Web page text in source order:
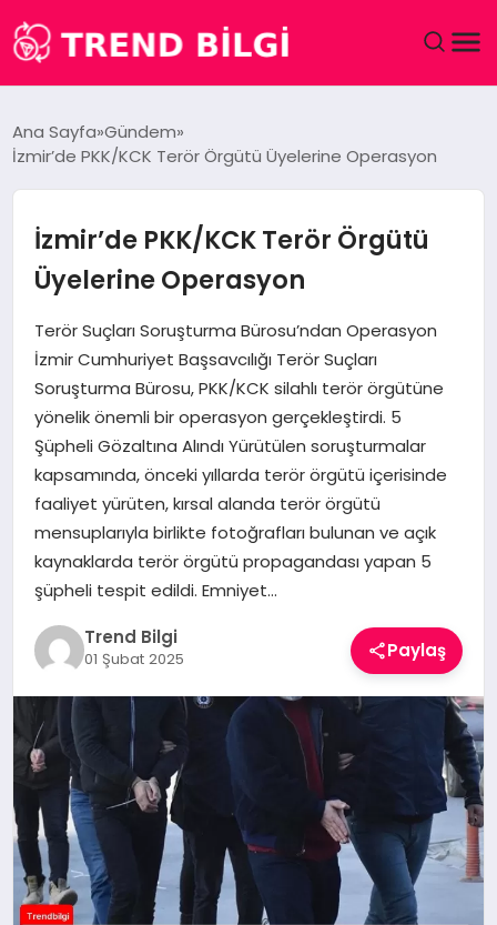
EĞITIM
EKONOMI
MAGAZIN
SAĞLIK
SPOR
TEKNOLOJI
YAŞAM
Ana Sayfa Gündem
İzmir’de PKK/KCK Terör Örgütü Üyelerine Operasyon
İzmir’de PKK/KCK Terör Örgütü
Üyelerine Operasyon
Terör Suçları Soruşturma Bürosu’ndan Operasyon
İzmir Cumhuriyet Başsavcılığı Terör Suçları
Soruşturma Bürosu, PKK/KCK silahlı terör örgütüne
yönelik önemli bir operasyon gerçekleştirdi. 5
Şüpheli Gözaltına Alındı Yürütülen soruşturmalar
kapsamında, önceki yıllarda terör örgütü içerisinde
faaliyet yürüten, kırsal alanda terör örgütü
mensuplarıyla birlikte fotoğrafları bulunan ve açık
kaynaklarda terör örgütü propagandası yapan 5
şüpheli tespit edildi. Emniyet…
Trend Bilgi
01 Şubat 2025 Paylaş